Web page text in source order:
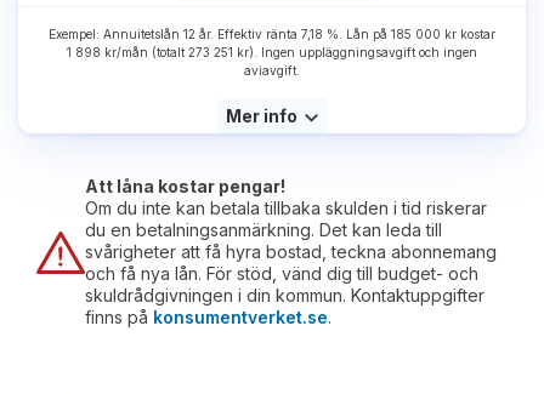
Exempel: Annuitetslån 12 år. Effektiv ränta 7,18 %. Lån på 185 000 kr kostar
1 898 kr/mån (totalt 273 251 kr). Ingen uppläggningsavgift och ingen
aviavgift.
Mer info
Att låna kostar pengar!
Om du inte kan betala tillbaka skulden i tid riskerar
du en betalningsanmärkning. Det kan leda till
svårigheter att få hyra bostad, teckna abonnemang
och få nya lån. För stöd, vänd dig till budget- och
skuldrådgivningen i din kommun. Kontaktuppgifter
finns på konsumentverket.se.